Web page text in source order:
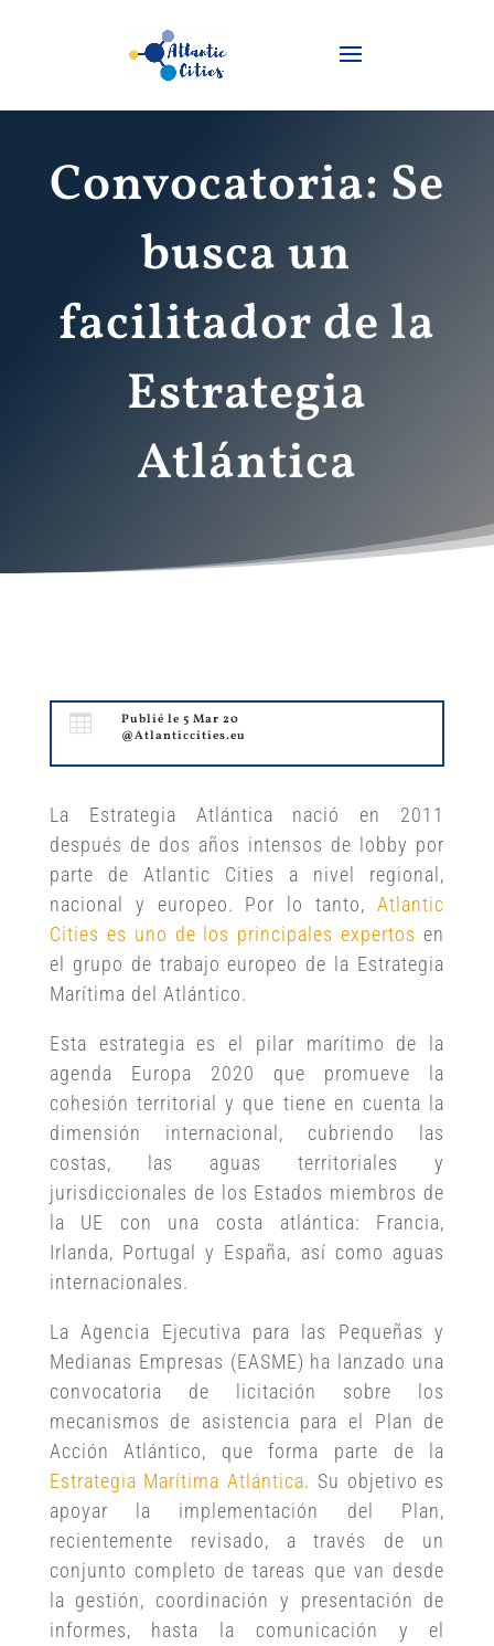
Convocatoria: Se
busca un
facilitador de la
Estrategia
Atlántica

Publié le 5 Mar 20
@Atlanticcities.eu
La Estrategia Atlántica nació en 2011
después de dos años intensos de lobby por
parte de Atlantic Cities a nivel regional,
nacional y europeo. Por lo tanto,Atlantic
Cities es uno de los principales expertos en
el grupo de trabajo europeo de la Estrategia
Marítima del Atlántico.
Esta estrategia es el pilar marítimo de la
agenda Europa 2020 que promueve la
cohesión territorial y que tiene en cuenta la
dimensión internacional, cubriendo las
costas, las aguas territoriales y
jurisdiccionales de los Estados miembros de
la UE con una costa atlántica: Francia,
Irlanda, Portugal y España, así como aguas
internacionales.
La Agencia Ejecutiva para las Pequeñas y
Medianas Empresas (EASME) ha lanzado una
convocatoria de licitación sobre los
mecanismos de asistencia para el Plan de
Acción Atlántico, que forma parte de la
Estrategia Marítima Atlántica. Su objetivo es
apoyar la implementación del Plan,
recientemente revisado, a través de un
conjunto completo de tareas que van desde
la gestión, coordinación y presentación de
informes, hasta la comunicación y el